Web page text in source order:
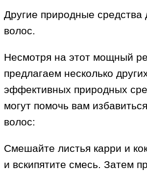
Другие природные средства
волос.
Несмотря на этот мощный
предлагаем несколько
эффективных природных
могут помочь вам
волос:
Смешайте листья карри и
и вскипятите смесь. Затем